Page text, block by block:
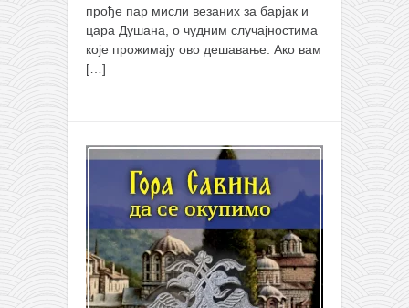
прође пар мисли везаних за барјак и
цара Душана, о чудним случајностима
које прожимају ово дешавање. Ако вам
[…]